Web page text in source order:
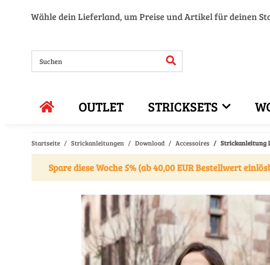
Wähle dein Lieferland, um Preise und Artikel für deinen
OUTLET STRICKSETS
Startseite Strickanleitungen Download Accessoires Strickanleitung
Spare diese Woche 5% (ab 40,00 EUR Bestellwert